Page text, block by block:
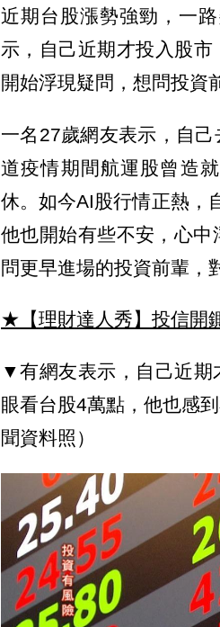
近期台股漲勢強勁，一
示，自己近期才投入股
開始浮現疑問，想問投資
一名27歲網友表示，自
道疫情期間航運股曾造
休。如今AI股行情正熱，
他也開始有些不安，心
問更早進場的投資前輩，
★【理財達人秀】投信開
▼有網友表示，自己近期
眼看台股4萬點，他也感
聞資料照）